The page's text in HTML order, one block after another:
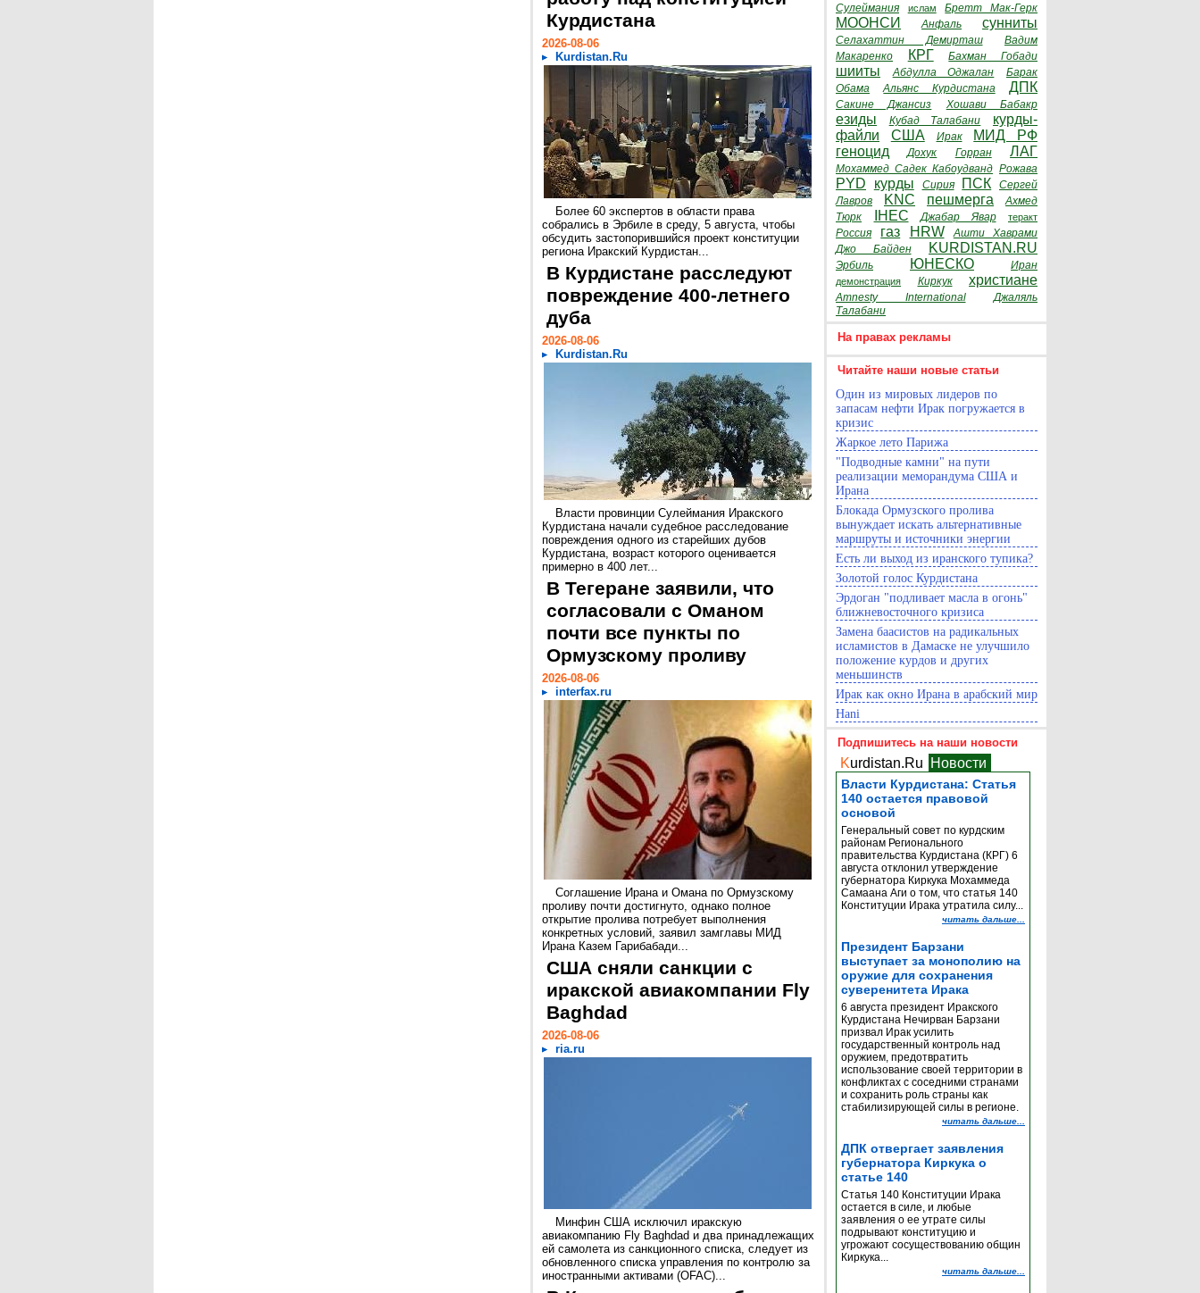
Курдистана
2026-08-06
Kurdistan.Ru
Более 60 экспертов в области права
собрались в Эрбиле в среду, 5 августа, чтобы
обсудить застопорившийся проект конституции
региона Иракский Курдистан...
В Курдистане расследуют
повреждение 400-летнего
дуба
2026-08-06
Kurdistan.Ru
Власти провинции Сулеймания Иракского
Курдистана начали судебное расследование
повреждения одного из старейших дубов
Курдистана, возраст которого оценивается
примерно в 400 лет...
В Тегеране заявили, что
согласовали с Оманом
почти все пункты по
Ормузскому проливу
2026-08-06
interfax.ru
Соглашение Ирана и Омана по Ормузскому
проливу почти достигнуто, однако полное
открытие пролива потребует выполнения
конкретных условий, заявил замглавы МИД
Ирана Казем Гарибабади...
США сняли санкции с
иракской авиакомпании Fly
Baghdad
2026-08-06
ria.ru
Минфин США исключил иракскую
авиакомпанию Fly Baghdad и два принадлежащих
ей самолета из санкционного списка, следует из
обновленного списка управления по контролю за
иностранными активами (OFAC)...
Сулеймания
ислам Бретт Мак-Герк
МООНСИ Анфаль сунниты
Селахаттин Демирташ
Вадим
Макаренко
КРГ Бахман Гобади
шииты Абдулла Оджалан
Барак
Обама
Альянс Курдистана ДПК
Сакине Джансиз Хошави Бабакр
езиды Кубад Талабани
курды-
файли
США Ирак
МИД РФ
геноцид
Дохук Горран ЛАГ
Мохаммед Садек Кабоудванд Рожава
PYD курды Сирия ПСК
Сергей
Лавров
KNC пешмерга
Ахмед
Тюрк
IHEC Джабар Явар теракт
Россия газ HRW
Ашти Хаврами
Джо Байден
KURDISTAN.RU
Эрбиль ЮНЕСКО Иран
демонстрация Киркук христиане
Amnesty International
Джаляль
Талабани
На правах рекламы
Читайте наши новые статьи
Один из мировых лидеров по
запасам нефти Ирак погружается в
кризис
Жаркое лето Парижа
"Подводные камни" на пути
реализации меморандума США и
Ирана
Блокада Ормузского пролива
вынуждает искать альтернативные
маршруты и источники энергии
Есть ли выход из иранского тупика?
Золотой голос Курдистана
Эрдоган "подливает масла в огонь"
ближневосточного кризиса
Замена баасистов на радикальных
исламистов в Дамаске не улучшило
положение курдов и других
меньшинств
Ирак как окно Ирана в арабский мир
Hani
Подпишитесь на наши новости
Kurdistan.Ru Новости
Власти Курдистана: Статья
140 остается правовой
основой
Генеральный совет по курдским
районам Регионального
правительства Курдистана (КРГ) 6
августа отклонил утверждение
губернатора Киркука Мохаммеда
Самаана Аги о том, что статья 140
Конституции Ирака утратила силу...
читать дальше...
Президент Барзани
выступает за монополию на
оружие для сохранения
суверенитета Ирака
6 августа президент Иракского
Курдистана Нечирван Барзани
призвал Ирак усилить
государственный контроль над
оружием, предотвратить
использование своей территории в
конфликтах с соседними странами
и сохранить роль страны как
стабилизирующей силы в регионе.
читать дальше...
ДПК отвергает заявления
губернатора Киркука о
статье 140
Статья 140 Конституции Ирака
остается в силе, и любые
заявления о ее утрате силы
подрывают конституцию и
угрожают сосуществованию общин
Киркука...
читать дальше...